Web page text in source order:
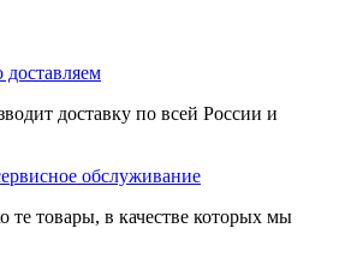
доставляем
доставку по всей России и
обслуживание
те товары, в качестве которых мы